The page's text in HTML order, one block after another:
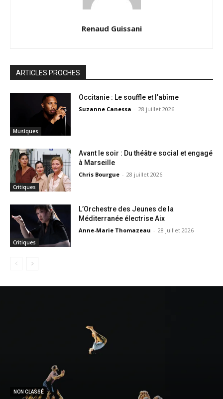
Renaud Guissani
ARTICLES PROCHES
Musiques
Occitanie : Le souffle et l’abîme
Suzanne Canessa - 28 juillet 2026
Critiques
Avant le soir : Du théâtre social et engagé
à Marseille
Chris Bourgue - 28 juillet 2026
Critiques
L’Orchestre des Jeunes de la
Méditerranée électrise Aix
Anne-Marie Thomazeau - 28 juillet 2026
NON CLASSÉ